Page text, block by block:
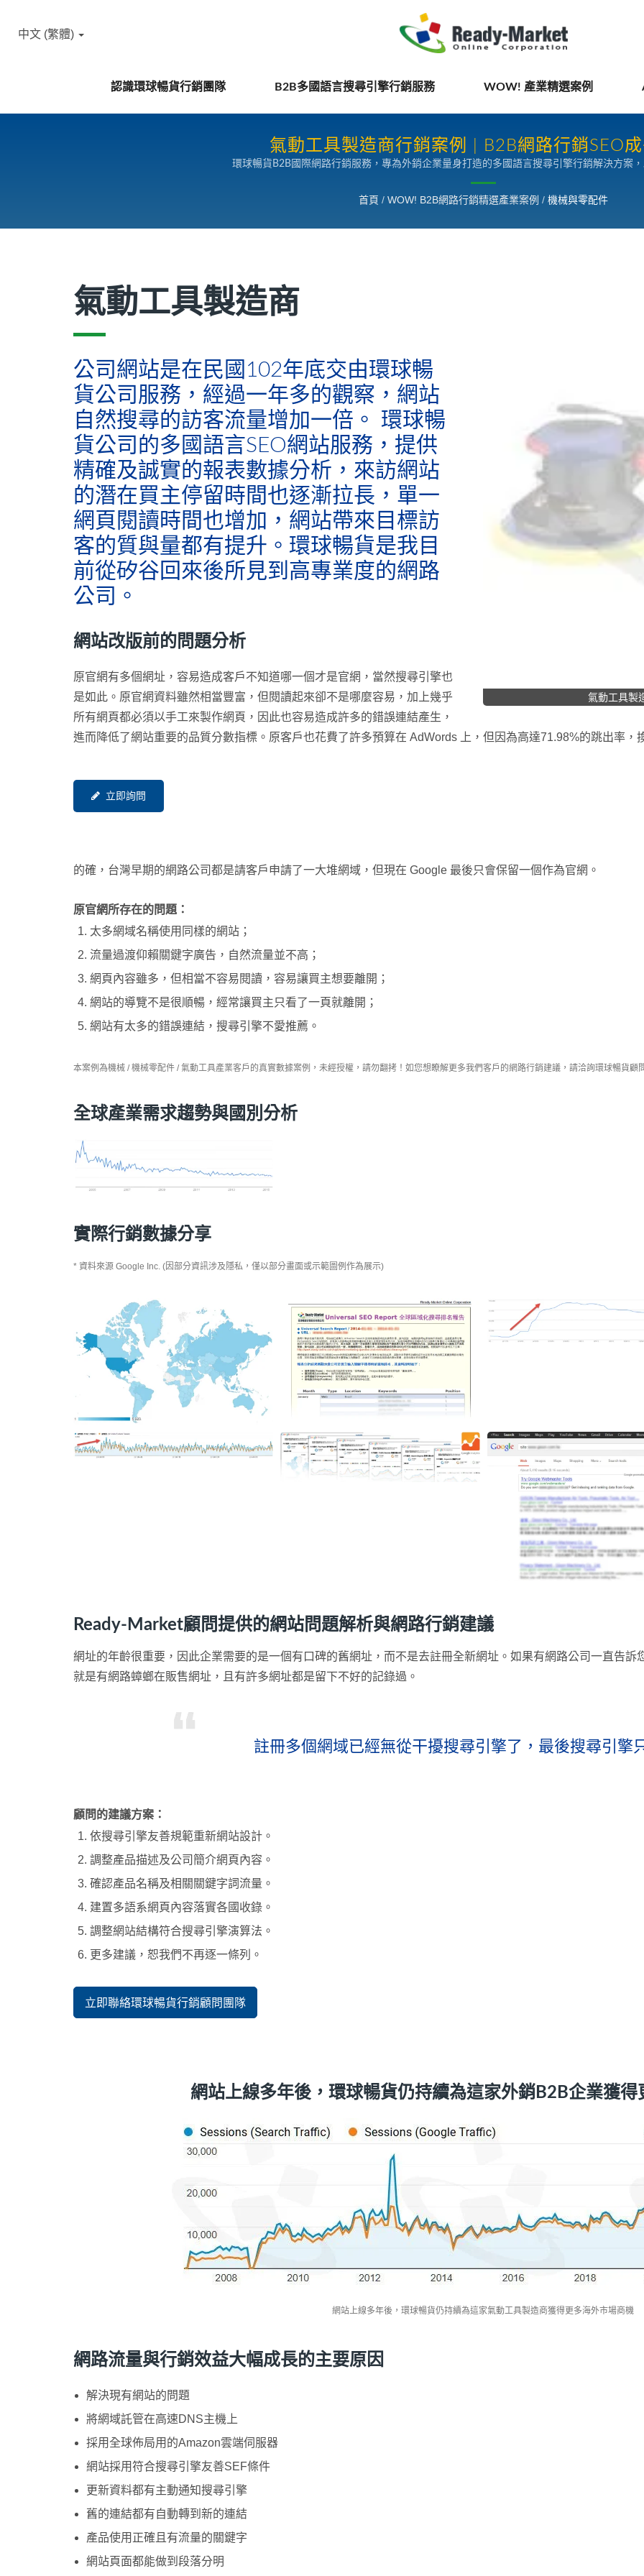
認識環球暢貨行銷團隊 B2B多國語言搜尋引擎行銷服務 WOW! 產業精選案例
中文 (繁體)
氣動工具製造商行銷案例 | B2B網路行銷SEO
環球暢貨B2B國際網路行銷服務，專為外銷企業量身打造的多國語言搜尋引擎行銷解決方案
首頁 / WOW! B2B網路行銷精選產業案例 / 機械與零配件
氣動工具製
氣動工具製造商
公司網站是在民國102年底交由環球暢
貨公司服務，經過一年多的觀察，網站
自然搜尋的訪客流量增加一倍。 環球暢
貨公司的多國語言SEO網站服務，提供
精確及誠實的報表數據分析，來訪網站
的潛在買主停留時間也逐漸拉長，單一
網頁閱讀時間也增加，網站帶來目標訪
客的質與量都有提升。環球暢貨是我目
前從矽谷回來後所見到高專業度的網路
公司。
網站改版前的問題分析
原官網有多個網址，容易造成客戶不知道哪一個才是官網，當然搜尋引擎也
是如此。原官網資料雖然相當豐富，但閱讀起來卻不是哪麼容易，加上幾乎
所有網頁都必須以手工來製作網頁，因此也容易造成許多的錯誤連結產生，
進而降低了網站重要的品質分數指標。原客戶也花費了許多預算在 AdWords 上，但因為高達71.98%的跳出率
立即詢問
的確，台灣早期的網路公司都是請客戶申請了一大堆網域，但現在 Google 最後只會保留一個作為官網。
原官網所存在的問題：
太多網域名稱使用同樣的網站；
流量過渡仰賴關鍵字廣告，自然流量並不高；
網頁內容雖多，但相當不容易閱讀，容易讓買主想要離開；
網站的導覽不是很順暢，經常讓買主只看了一頁就離開；
網站有太多的錯誤連結，搜尋引擎不愛推薦。
本案例為機械 / 機械零配件 / 氣動工具產業客戶的真實數據案例，未經授權，請勿翻拷！如您想瞭解更多我們客戶的網路行銷建議，請洽詢環球暢貨顧
全球產業需求趨勢與國別分析
實際行銷數據分享
* 資料來源 Google Inc. (因部分資訊涉及隱私，僅以部分畫面或示範圖例作為展示)
Ready-Market顧問提供的網站問題解析與網路行銷建議
網址的年齡很重要，因此企業需要的是一個有口碑的舊網址，而不是去註冊全新網址。如果有網路公司一直告
就是有網路蟑螂在販售網址，且有許多網址都是留下不好的記錄過。
註冊多個網域已經無從干擾搜尋引擎了，最後搜尋引擎
顧問的建議方案：
依搜尋引擎友善規範重新網站設計。
調整產品描述及公司簡介網頁內容。
確認產品名稱及相關關鍵字詞流量。
建置多語系網頁內容落實各國收錄。
調整網站結構符合搜尋引擎演算法。
更多建議，恕我們不再逐一條列。
立即聯絡環球暢貨行銷顧問團隊
網站上線多年後，環球暢貨仍持續為這家外銷B2B企業獲得
網站上線多年後，環球暢貨仍持續為這家氣動工具製造商獲得更多海外市場商機
網路流量與行銷效益大幅成長的主要原因
解決現有網站的問題
將網域託管在高速DNS主機上
採用全球佈局用的Amazon雲端伺服器
網站採用符合搜尋引擎友善SEF條件
更新資料都有主動通知搜尋引擎
舊的連結都有自動轉到新的連結
產品使用正確且有流量的關鍵字
網站頁面都能做到段落分明